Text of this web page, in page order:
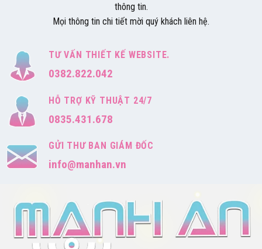
thông tin.
Mọi thông tin chi tiết mời quý khách liên hệ.
TƯ VẤN THIẾT KẾ WEBSITE.
0382.822.042
HỖ TRỢ KỸ THUẬT 24/7
0835.431.678
GỬI THƯ BAN GIÁM ĐỐC
info@manhan.vn